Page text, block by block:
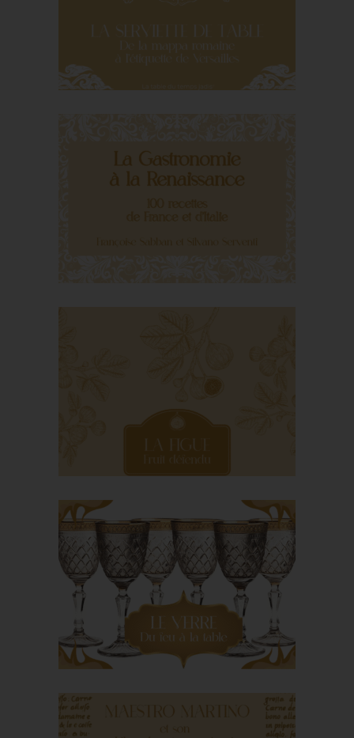
Marty-Dufaut
La serviette de table
Renaissance
La figue, fruit défendu